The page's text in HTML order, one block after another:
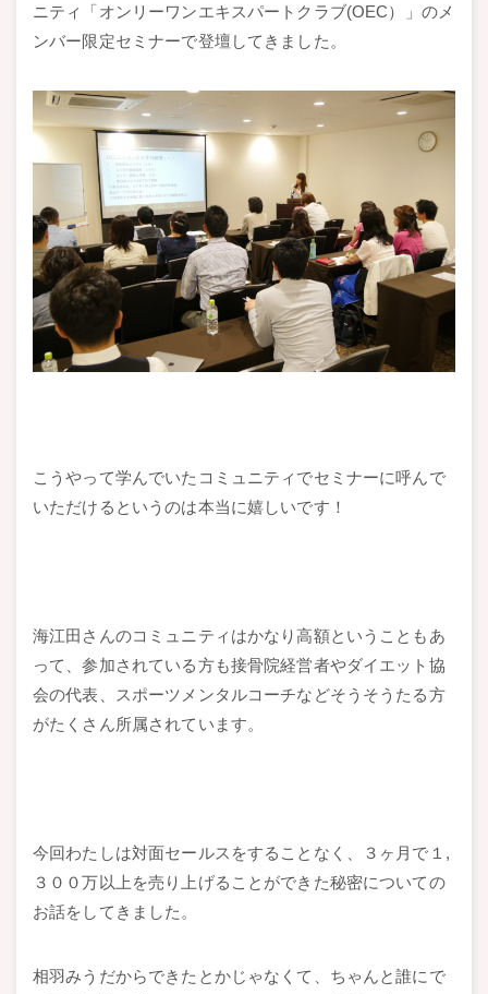
ニティ「オンリーワンエキスパートクラブ(OEC）」のメ
ンバー限定セミナーで登壇してきました。
こうやって学んでいたコミュニティでセミナーに呼んで
いただけるというのは本当に嬉しいです！
海江田さんのコミュニティはかなり高額ということもあ
って、参加されている方も接骨院経営者やダイエット協
会の代表、スポーツメンタルコーチなどそうそうたる方
がたくさん所属されています。
今回わたしは対面セールスをすることなく、３ヶ月で１,
３００万以上を売り上げることができた秘密についての
お話をしてきました。
相羽みうだからできたとかじゃなくて、ちゃんと誰にで